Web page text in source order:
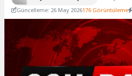
Güncelleme: 26 May 2026176 Görüntüleme